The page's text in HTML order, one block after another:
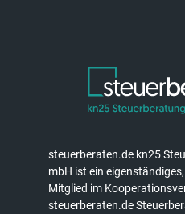
steuerberaten.de kn25
mbH ist ein
Mitglied im
steuerberaten.de